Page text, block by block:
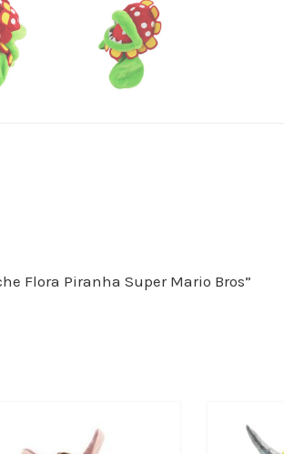
Flora Piranha Super Mario Bros”